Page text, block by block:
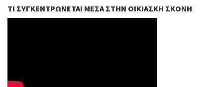
ΤΙ ΣΥΓΚΕΝΤΡΏΝΕΤΑΙ ΜΈΣΑ ΣΤΗΝ ΟΙΚΙΑΣΚΉ ΣΚΌΝΗ